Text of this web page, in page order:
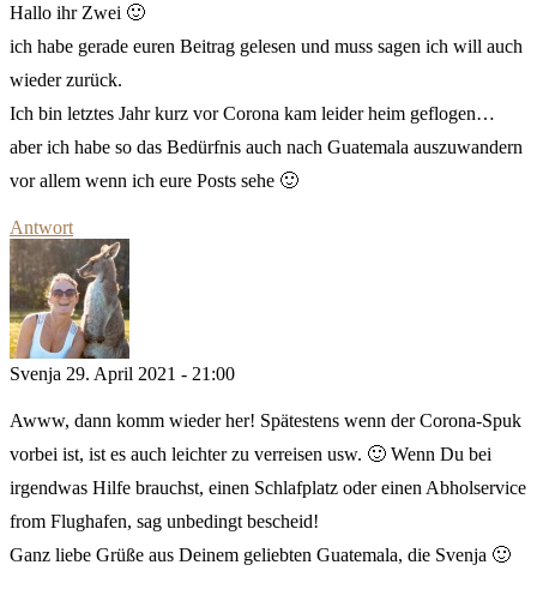
Hallo ihr Zwei 🙂
ich habe gerade euren Beitrag gelesen und muss sagen ich will auch
wieder zurück.
Ich bin letztes Jahr kurz vor Corona kam leider heim geflogen…
aber ich habe so das Bedürfnis auch nach Guatemala auszuwandern
vor allem wenn ich eure Posts sehe 🙂
Antwort
Svenja 29. April 2021 - 21:00
Awww, dann komm wieder her! Spätestens wenn der Corona-Spuk
vorbei ist, ist es auch leichter zu verreisen usw. 🙂 Wenn Du bei
irgendwas Hilfe brauchst, einen Schlafplatz oder einen Abholservice
from Flughafen, sag unbedingt bescheid!
Ganz liebe Grüße aus Deinem geliebten Guatemala, die Svenja 🙂